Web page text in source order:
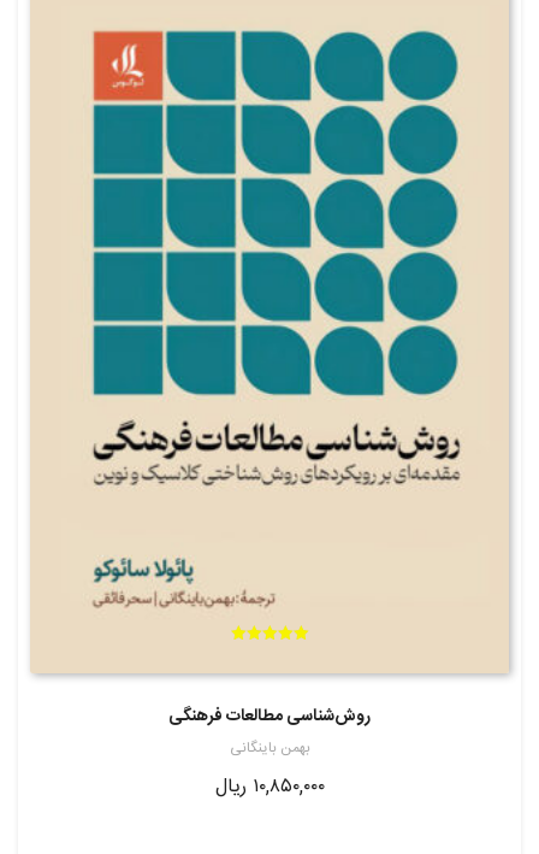
روش‌شناسی مطالعات فرهنگی
بهمن باینگانی
از 5
۱۰,۸۵۰,۰۰۰ ریال